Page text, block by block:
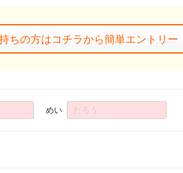
ちの方はコチラから簡単エントリー
めい